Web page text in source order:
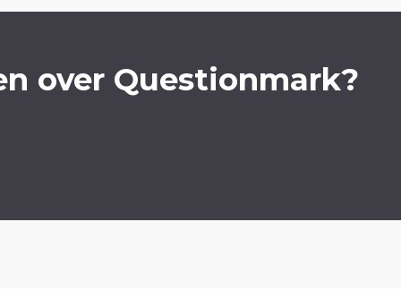
over Questionmark?